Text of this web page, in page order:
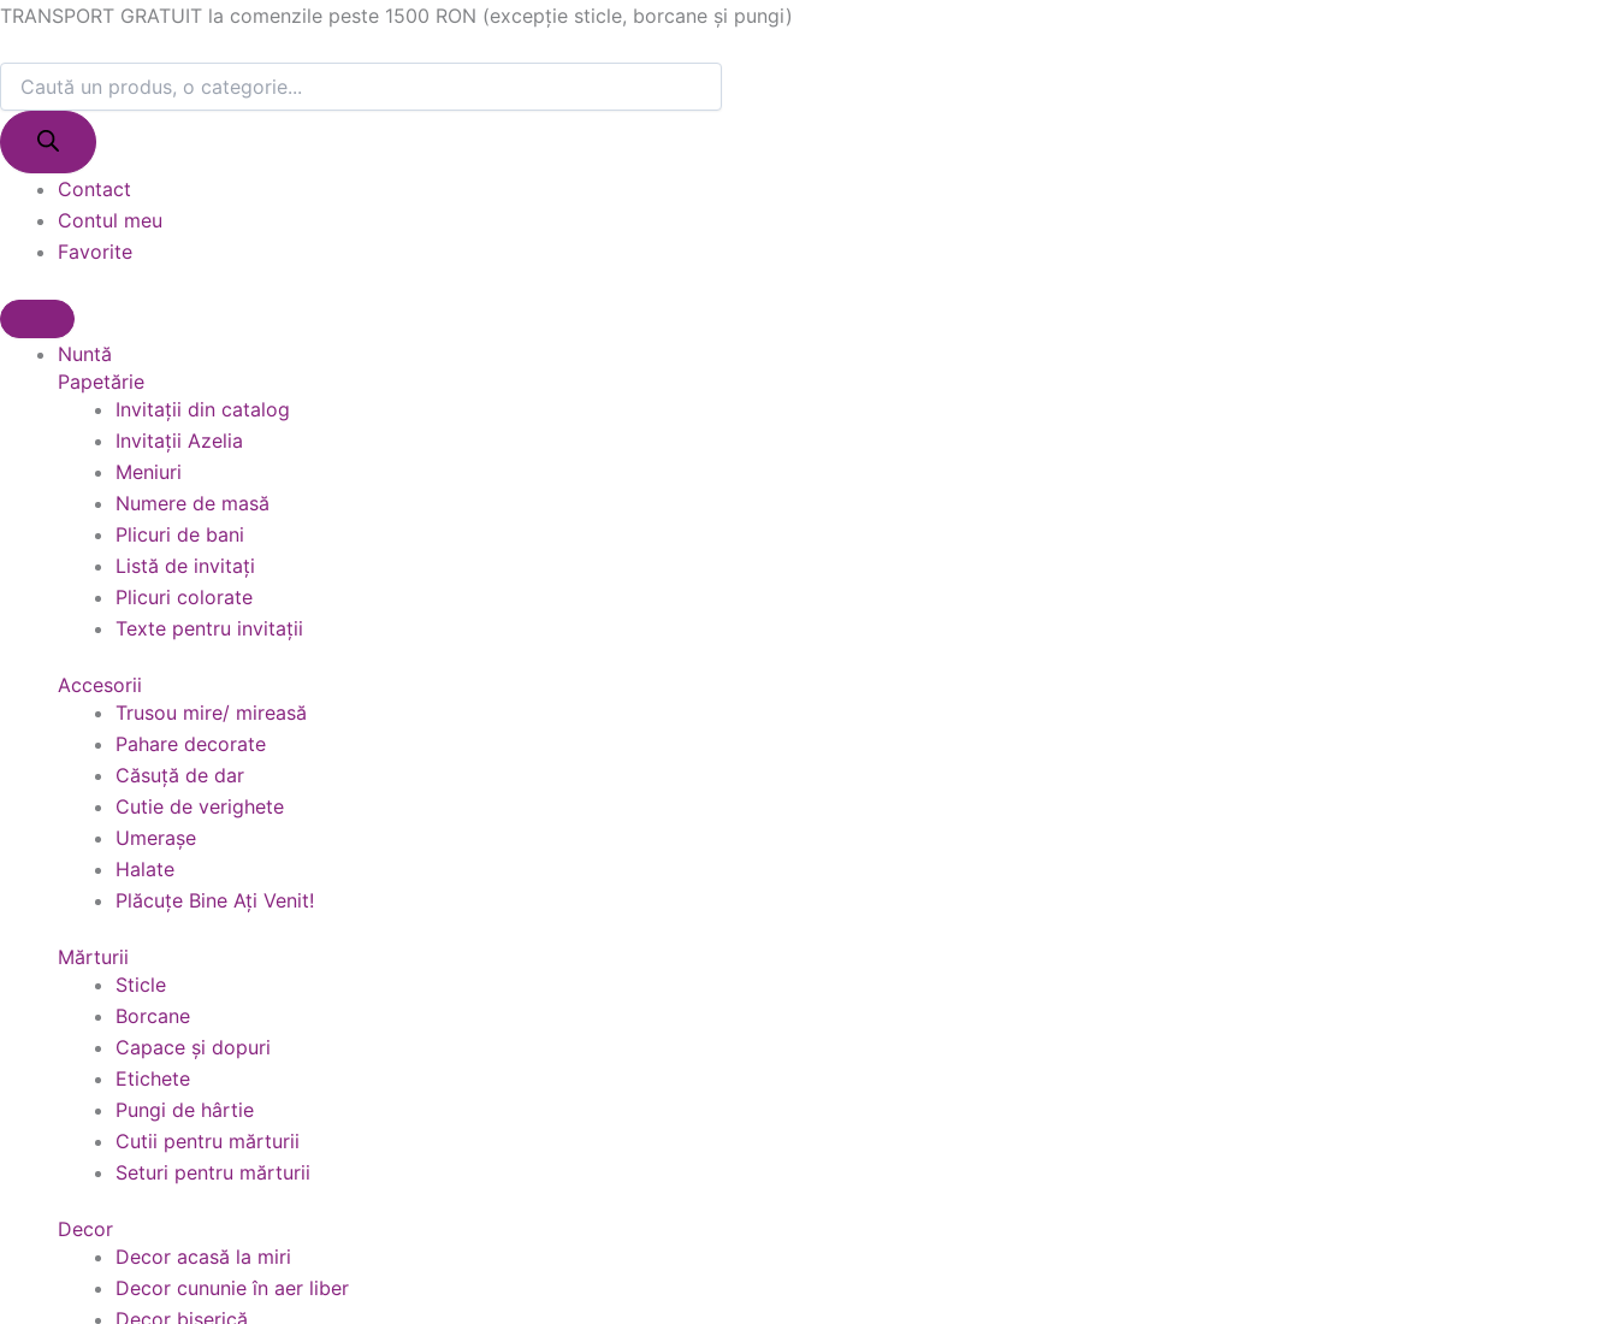
Skip
content
TRANSPORT GRATUIT la comenzile peste 1500 RON (excepție sticle, borcane și pungi)
Products
Contact
Contul meu
Favorite
Nuntă
Papetărie
Invitații din catalog
Invitații Azelia
Meniuri
Numere de masă
Plicuri de bani
Listă de invitați
Plicuri colorate
Texte pentru invitații
Accesorii
Trusou mire/ mireasă
Pahare decorate
Căsuță de dar
Cutie de verighete
Umerașe
Halate
Plăcuțe Bine Ați Venit!
Mărturii
Sticle
Borcane
Capace și dopuri
Etichete
Pungi de hârtie
Cutii pentru mărturii
Seturi pentru mărturii
Decor
Decor acasă la miri
Decor cununie în aer liber
Decor biserică
Products